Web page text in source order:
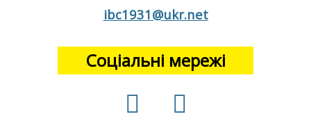
ibc1931@ukr.net
Соціальні мережі